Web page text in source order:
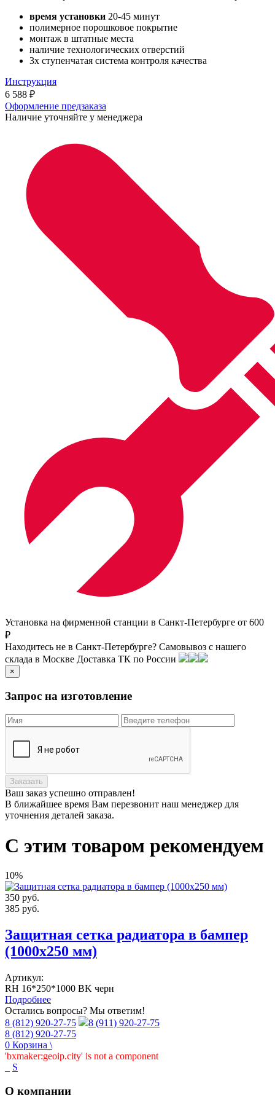
время установки 20-45 минут
полимерное порошковое покрытие
монтаж в штатные места
наличие технологических отверстий
3х ступенчатая система контроля качества
Инструкция
6 588 ₽
Оформление предзаказа
Наличие уточняйте у менеджера
Установка на фирменной станции в Санкт-Петербурге от 600
₽
Находитесь не в Санкт-Петербурге? Самовывоз с нашего
склада в Москве Доставка ТК по России
×
Запрос на изготовление
Заказать
Ваш заказ успешно отправлен!
В ближайшее время Вам перезвонит наш менеджер для
уточнения деталей заказа.
С этим товаром рекомендуем
10%
350 руб.
385 руб.
Защитная сетка радиатора в бампер
(1000х250 мм)
Артикул:
RH 16*250*1000 BK черн
Подробнее
Остались вопросы? Мы ответим!
8 (812) 920-27-75
8 (911) 920-27-75
8 (812) 920-27-75
0 Корзина \
'bxmaker:geoip.city' is not a component
S
О компании